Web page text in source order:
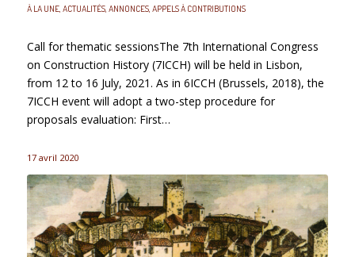
À LA UNE, ACTUALITÉS, ANNONCES, APPELS À CONTRIBUTIONS
Call for thematic sessionsThe 7th International Congress
on Construction History (7ICCH) will be held in Lisbon,
from 12 to 16 July, 2021. As in 6ICCH (Brussels, 2018), the
7ICCH event will adopt a two-step procedure for
proposals evaluation: First…
17 avril 2020